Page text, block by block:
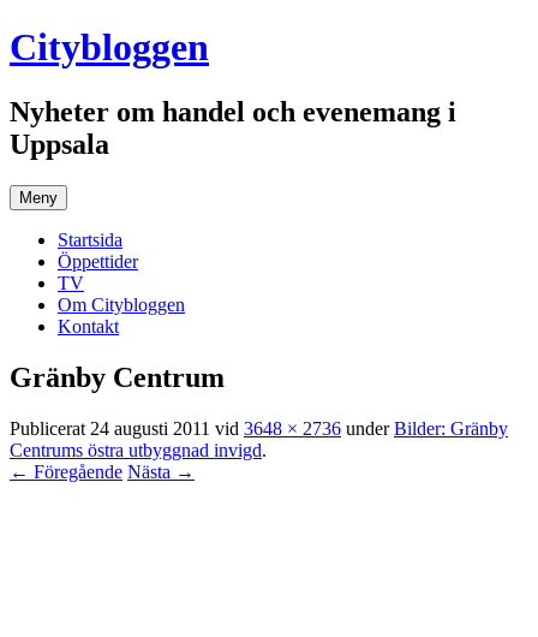
Hoppa
till
Citybloggen
Nyheter om handel och evenemang i
Uppsala
Meny
Startsida
Öppettider
TV
Om Citybloggen
Kontakt
Gränby Centrum
Publicerat 24 augusti 2011 vid 3648 × 2736 underBilder: Gränby
Centrums östra utbyggnad invigd.
← Föregående Nästa →